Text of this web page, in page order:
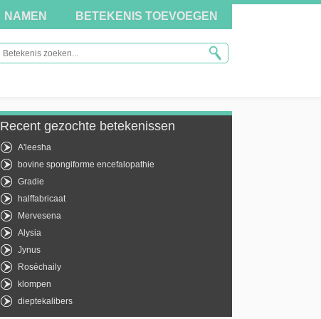
NAMEN BETEKENIS TOEVOEGEN
Recent gezochte betekenissen
A'leesha
bovine spongiforme encefalopathie
Gradie
halffabricaat
Mervesena
Alysia
Jynus
Roséchaily
klompen
dieptekalibers